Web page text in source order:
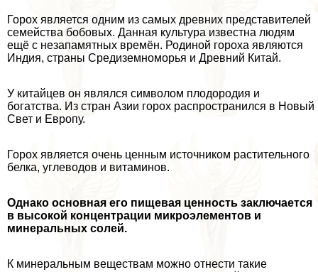
Горох является одним из самых древних представителей
семейства бобовых. Данная культура известна людям
ещё с незапамятных времён. Родиной гороха являются
Индия, страны Средиземноморья и Древний Китай.
У китайцев он являлся символом плодородия и
богатства. Из стран Азии горох распространился в Новый
Свет и Европу.
Горох является очень ценным источником растительного
белка, углеводов и витаминов.
Однако основная его пищевая ценность заключается
в высокой концентрации микроэлементов и
минеральных солей.
К минеральным веществам можно отнести такие